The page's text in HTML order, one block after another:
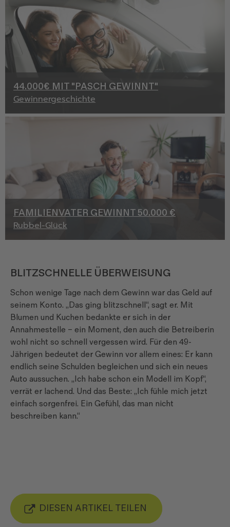
44.000€ MIT "PASCH GEWINNT"
Gewinnergeschichte
FAMILIENVATER GEWINNT 50.000 €
Rubbel-Glück
BLITZSCHNELLE ÜBERWEISUNG
Schon wenige Tage nach dem Gewinn war das Geld auf
seinem Konto. „Das ging blitzschnell“, sagt er. Mit
Blumen und Kuchen bedankte er sich in der
Annahmestelle – ein Moment, den auch die Betreiberin
wohl nicht so schnell vergessen wird. Für den 49-
Jährigen bedeutet der Gewinn vor allem eines: Er kann
endlich seine Schulden begleichen und sich ein neues
Auto aussuchen. „Ich habe schon ein Modell im Kopf“,
verrät er lachend. Und das Beste: „Ich fühle mich jetzt
einfach sorgenfrei. Ein Gefühl, das man nicht
beschreiben kann.“
DIESEN ARTIKEL TEILEN